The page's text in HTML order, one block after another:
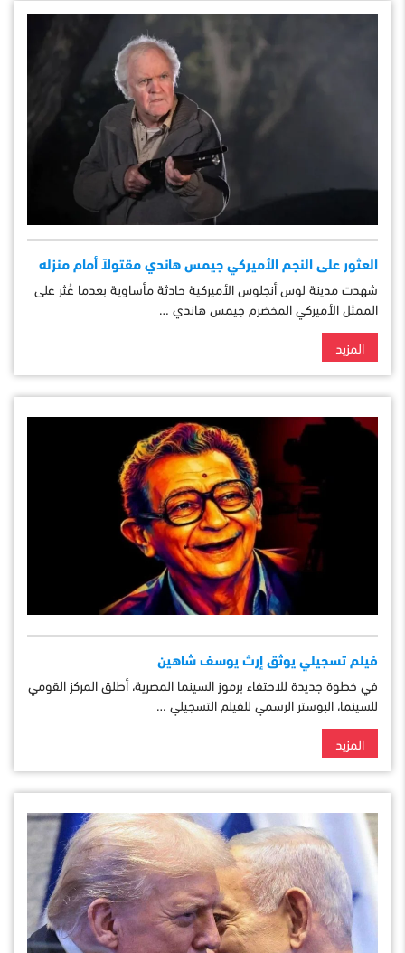
العثور على النجم الأميركي جيمس هاندي مقتولاً أمام منزله
شهدت مدينة لوس أنجلوس الأميركية حادثة مأساوية بعدما عُثر على
الممثل الأميركي المخضرم جيمس هاندي …
المزيد
فيلم تسجيلي يوثق إرث يوسف شاهين
في خطوة جديدة للاحتفاء برموز السينما المصرية، أطلق المركز القومي
للسينما، البوستر الرسمي للفيلم التسجيلي …
المزيد